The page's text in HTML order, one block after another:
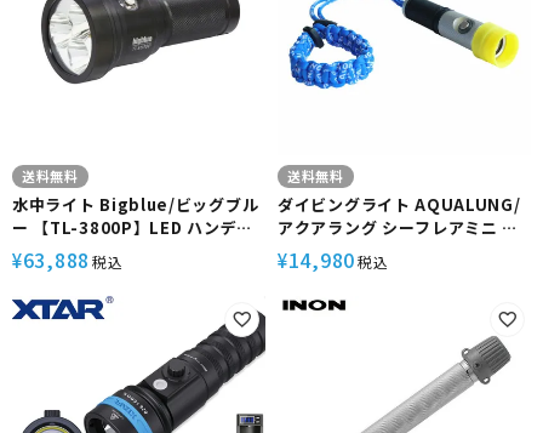
送料無料
水中ライト Bigblue/ビッグブル
ー 【TL-3800P】LED ハンディ
ライト スポットビーム 4段階調光
SOS点滅 プッシュ式スイッチ 防
水 耐圧 耐腐食 アルミ 映像 動画
静止画 マクロ 撮影 機材 アクセサ
リー ランタンハンドル ハンドマ
ウント グローブ ダイビング マリ
¥63,888 税込
送料無料
ダイビングライト AQUALUNG/
アクアラング シーフレアミニ 水
中ライト 900ルーメン ダイビン
グ アウトドア スキューバダイビ
ング ダイビングアクセサリー
¥14,980税込